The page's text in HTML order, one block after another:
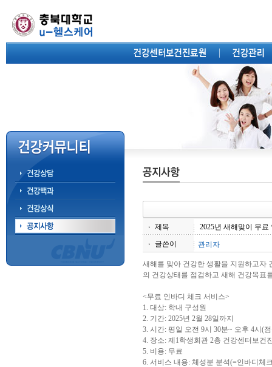
제목
2025년 새해맞이 무
글쓴이
관리자
새해를 맞아 건강한 생활을 지원하고자
의 건강상태를 점검하고 새해 건강목표
<무료 인바디 체크 서비스>
1. 대상: 학내 구성원
2. 기간: 2025년 2월 28일까지
3. 시간: 평일 오전 9시 30분~ 오후 4시(
4. 장소: 제1학생회관 2층 건강센터보건
5. 비용: 무료
6. 서비스 내용: 체성분 분석(=인바디체